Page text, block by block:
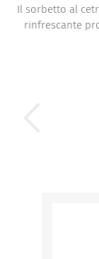
Il sorbetto al
rinfrescante